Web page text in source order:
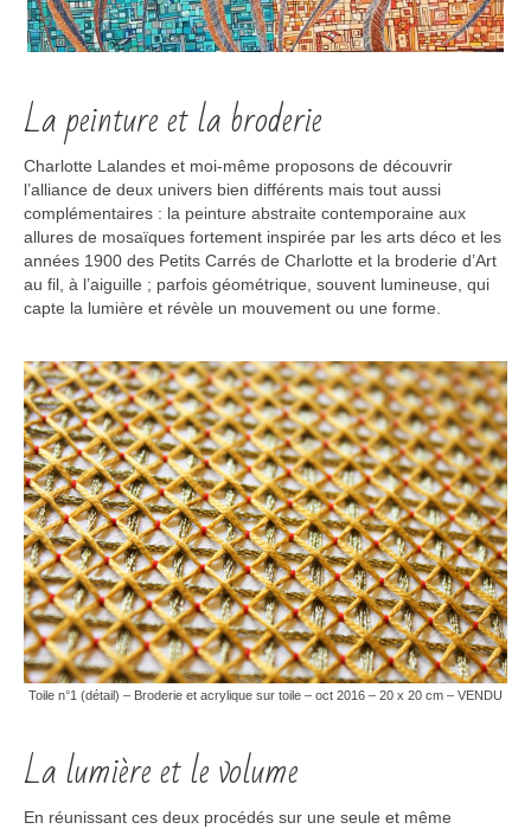
La peinture et la broderie
Charlotte Lalandes et moi-même proposons de découvrir
l’alliance de deux univers bien différents mais tout aussi
complémentaires : la peinture abstraite contemporaine aux
allures de mosaïques fortement inspirée par les arts déco et les
années 1900 des Petits Carrés de Charlotte et la broderie d’Art
au fil, à l’aiguille ; parfois géométrique, souvent lumineuse, qui
capte la lumière et révèle un mouvement ou une forme.
Toile n°1 (détail) – Broderie et acrylique sur toile – oct 2016 – 20 x 20 cm – VENDU
La lumière et le volume
En réunissant ces deux procédés sur une seule et même